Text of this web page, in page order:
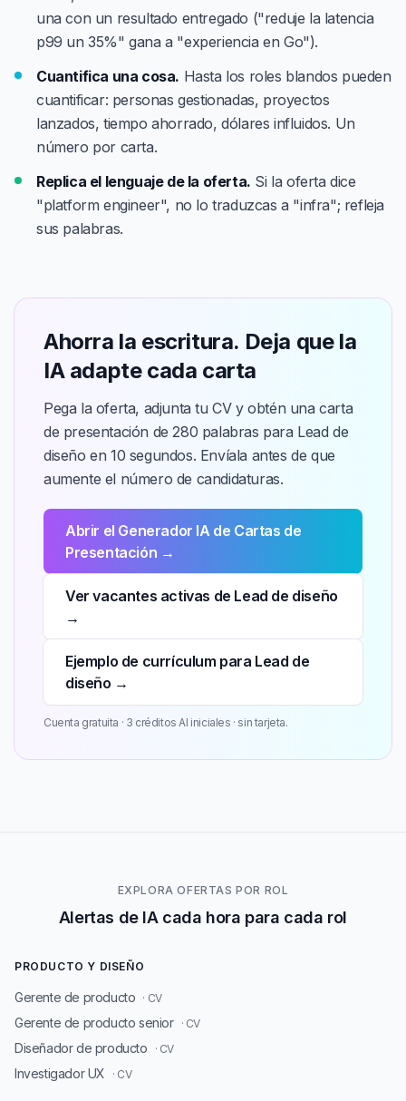
una con un resultado entregado ("reduje la latencia
p99 un 35%" gana a "experiencia en Go").
Cuantifica una cosa. Hasta los roles blandos pueden
cuantificar: personas gestionadas, proyectos
lanzados, tiempo ahorrado, dólares influidos. Un
número por carta.
Replica el lenguaje de la oferta. Si la oferta dice
"platform engineer", no lo traduzcas a "infra"; refleja
sus palabras.
Ahorra la escritura. Deja que la
IA adapte cada carta
Pega la oferta, adjunta tu CV y obtén una carta
de presentación de 280 palabras para Lead de
diseño en 10 segundos. Envíala antes de que
aumente el número de candidaturas.
Abrir el Generador IA de Cartas de
Presentación →
Ver vacantes activas de Lead de diseño
→
Ejemplo de currículum para Lead de
diseño →
Cuenta gratuita · 3 créditos AI iniciales · sin tarjeta.
EXPLORA OFERTAS POR ROL
Alertas de IA cada hora para cada rol
PRODUCTO Y DISEÑO
Gerente de producto · CV
Gerente de producto senior · CV
Diseñador de producto · CV
Investigador UX · CV